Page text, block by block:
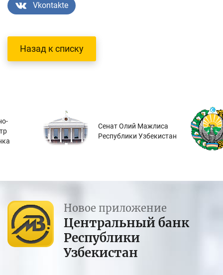
Vkontakte
Назад к списку
Сенат Олий Мажлиса
Республики Узбекистан
Новое приложение
Центральный банк
Республики
Узбекистан